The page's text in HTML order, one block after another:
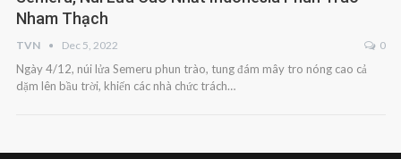
Nham Thạch
TVN Dec 5, 2022 0
Ngày 4/12, núi lửa Semeru phun trào, tung đám mây tro nóng cao cả
dặm lên bầu trời, khiến các nhà chức trách…